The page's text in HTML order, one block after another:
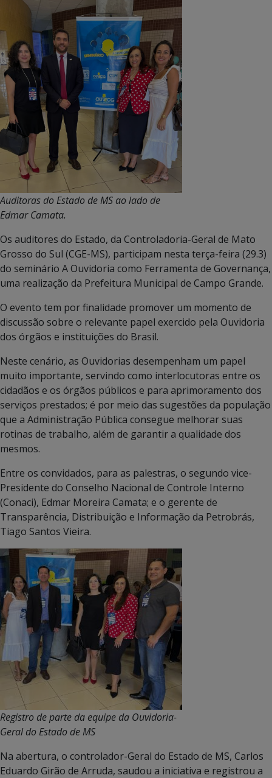
Auditoras do Estado de MS ao lado de
Edmar Camata.
Os auditores do Estado, da Controladoria-Geral de Mato
Grosso do Sul (CGE-MS), participam nesta terça-feira (29.3)
do seminário A Ouvidoria como Ferramenta de Governança,
uma realização da Prefeitura Municipal de Campo Grande.
O evento tem por finalidade promover um momento de
discussão sobre o relevante papel exercido pela Ouvidoria
dos órgãos e instituições do Brasil.
Neste cenário, as Ouvidorias desempenham um papel
muito importante, servindo como interlocutoras entre os
cidadãos e os órgãos públicos e para aprimoramento dos
serviços prestados; é por meio das sugestões da população
que a Administração Pública consegue melhorar suas
rotinas de trabalho, além de garantir a qualidade dos
mesmos.
Entre os convidados, para as palestras, o segundo vice-
Presidente do Conselho Nacional de Controle Interno
(Conaci), Edmar Moreira Camata; e o gerente de
Transparência, Distribuição e Informação da Petrobrás,
Tiago Santos Vieira.
Registro de parte da equipe da Ouvidoria-
Geral do Estado de MS
Na abertura, o controlador-Geral do Estado de MS, Carlos
Eduardo Girão de Arruda, saudou a iniciativa e registrou a